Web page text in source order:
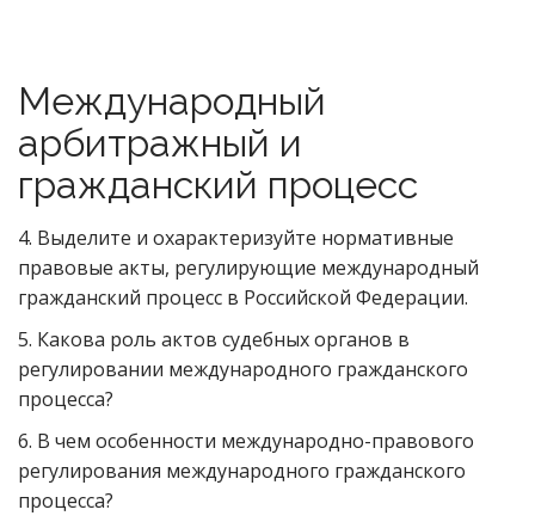
Международный
арбитражный и
гражданский процесс
4. Выделите и охарактеризуйте нормативные
правовые акты, регулирующие международный
гражданский процесс в Российской Федерации.
5. Какова роль актов судебных органов в
регулировании международного гражданского
процесса?
6. В чем особенности международно-правового
регулирования международного гражданского
процесса?